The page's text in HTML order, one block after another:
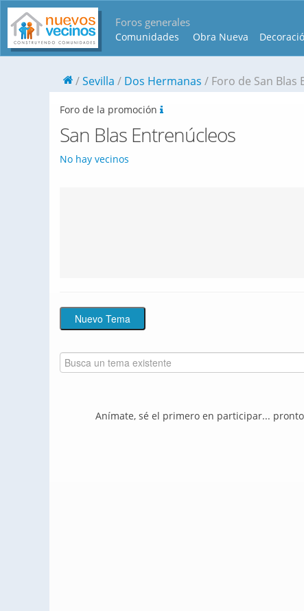
Foros generales
Comunidades Obra Nueva
Sevilla Dos Hermanas Foro de San Blas
Foro de la promoción
San Blas Entrenúcleos
No hay vecinos
Anímate, sé el primero en participar...